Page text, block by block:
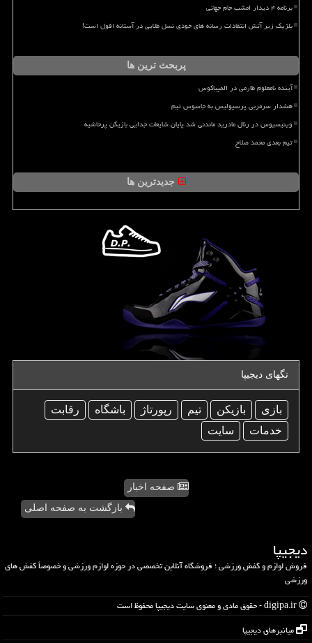
برنامه ۴ دیدار امشب جام جهانی
بلژیک زیر آتش انتقادات رسانه های خودی نسل طلایی در آستانه افول است!
پربحث ترین ها
آینده نامعلوم طارمی در المپیاکوس
هشدار سرمربی پرسپولیس به جاسوس تیم
وینیسیوس در رئال مادرید ماندنی شد پایان شایعات جدایی بازیکن پرحاشیه
تیم بعدی محمد صلاح
جدیدترین ها
تگهای دیجیپا
بازی بازیكن تیم رپورتاژ باشگاه
رقابت
خدمات
سایت
صفحه اخبار
بازگشت به صفحه اصلی
دیجیپا
فروش لوازم و کفش ورزشی ؛ فروشگاه آنلاین تخصصی در حوزه لوازم ورزشی و خصوصاً کفش های
ورزشی
میانبرهای دیجیپا